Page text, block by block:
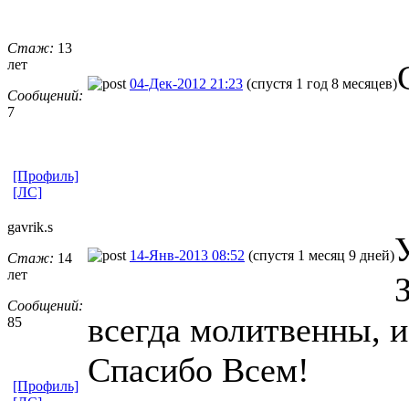
Стаж: 13
лет
Сообщений:
7
04-Дек-2012 21:23 (спустя 1 год 8 месяцев)
[Профиль]
[ЛС]
gavrik.s
Стаж: 14
лет
Сообщений:
85
14-Янв-2013 08:52 (спустя 1 месяц 9 дней)
всегда молитвенны,
Спасибо Всем!
[Профиль]